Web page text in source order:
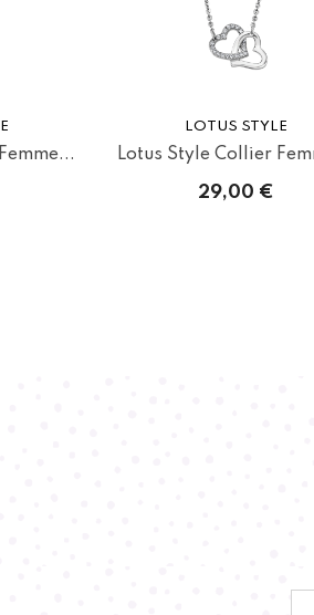
LOTUS STYLE
Lotus Style Collier
29,00 €